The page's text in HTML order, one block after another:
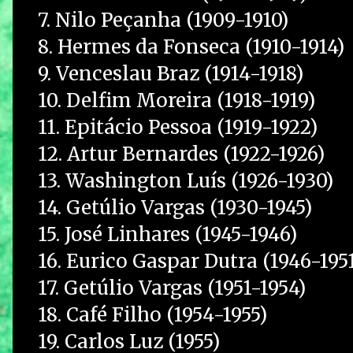
7. Nilo Peçanha (1909-1910)
8. Hermes da Fonseca (1910-1914)
9. Venceslau Braz (1914-1918)
10. Delfim Moreira (1918-1919)
11. Epitácio Pessoa (1919-1922)
12. Artur Bernardes (1922-1926)
13. Washington Luís (1926-1930)
14. Getúlio Vargas (1930-1945)
15. José Linhares (1945-1946)
16. Eurico Gaspar Dutra (1946-
17. Getúlio Vargas (1951-1954)
18. Café Filho (1954-1955)
19. Carlos Luz (1955)